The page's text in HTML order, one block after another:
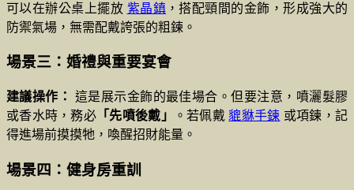
可以在辦公桌上擺放 紫晶鎮 ，搭配頸間的金飾，形成強大的
防禦氣場，無需配戴誇張的粗鍊。
場景三：婚禮與重要宴會
建議操作：
這是展示金飾的最佳場合。但要注意，噴灑髮膠
或香水時，務必 「先噴後戴」 。若佩戴貔貅手鍊 或項鍊，記
得進場前摸摸牠，喚醒招財能量。
場景四：健身房重訓